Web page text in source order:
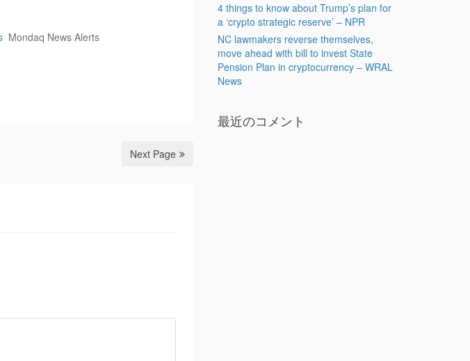
Mondaq News Alerts
Next Page
4 things to know about Trump’s plan for
a ‘crypto strategic reserve’ – NPR
NC lawmakers reverse themselves,
move ahead with bill to invest State
Pension Plan in cryptocurrency – WRAL
News
最近のコメント